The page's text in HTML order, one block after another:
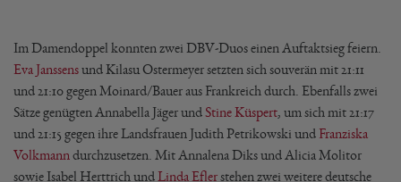
Im Damendoppel konnten zwei DBV-Duos einen Auftaktsieg feiern.
Eva Janssensund Kilasu Ostermeyer setzten sich souverän mit 21:11
und 21:10 gegen Moinard/Bauer aus Frankreich durch. Ebenfalls zwei
Sätze genügten Annabella Jäger undStine Küspert, um sich mit 21:17
und 21:15 gegen ihre Landsfrauen Judith Petrikowski und Franziska
Volkmann durchzusetzen. Mit Annalena Diks und Alicia Molitor
sowie Isabel Herttrich und Linda Eflerstehen zwei weitere deutsche